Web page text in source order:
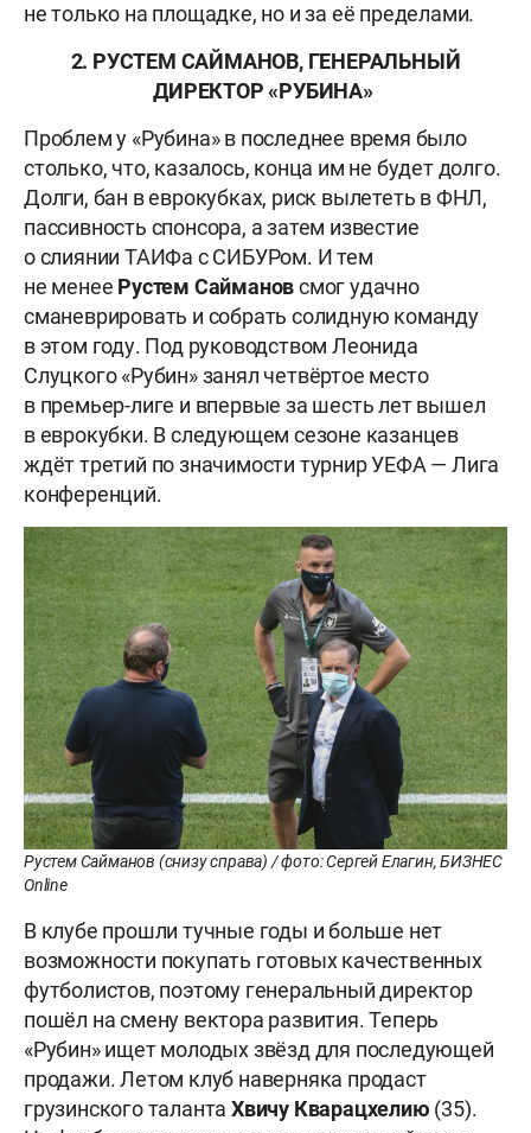
не только на площадке, но и за её пределами.
2. РУСТЕМ САЙМАНОВ, ГЕНЕРАЛЬНЫЙ
ДИРЕКТОР «РУБИНА»
Проблем у «Рубина» в последнее время было
столько, что, казалось, конца им не будет долго.
Долги, бан в еврокубках, риск вылететь в ФНЛ,
пассивность спонсора, а затем известие
о слиянии ТАИФа с СИБУРом. И тем
не менее Рустем Саймановсмог удачно
сманеврировать и собрать солидную команду
в этом году. Под руководством Леонида
Слуцкого «Рубин» занял четвёртое место
в премьер-лиге и впервые за шесть лет вышел
в еврокубки. В следующем сезоне казанцев
ждёт третий по значимости турнир УЕФА — Лига
конференций.
Рустем Сайманов (снизу справа) / фото: Сергей Елагин, БИЗНЕС
Online
В клубе прошли тучные годы и больше нет
возможности покупать готовых качественных
футболистов, поэтому генеральный директор
пошёл на смену вектора развития. Теперь
«Рубин» ищет молодых звёзд для последующей
продажи. Летом клуб наверняка продаст
грузинского талантаХвичу Кварацхелию (35).